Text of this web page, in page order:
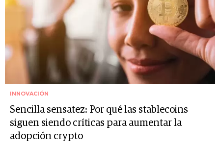
INNOVACIÓN
Sencilla sensatez: Por qué las stablecoins
siguen siendo críticas para aumentar la
adopción crypto